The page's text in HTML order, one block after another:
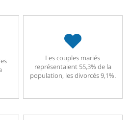
Les couples mariés
représentaient 55,3% de la
population, les divorcés 9,1%.